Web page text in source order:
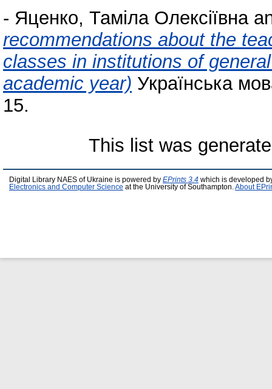
- Яценко, Таміла Олексіївна
recommendations about the
classes in institutions of
academic year) Українська
15.
This list was
Digital Library NAES of Ukraine is powered by EPrints 3.4 which is developed
Electronics and Computer Science at the University of Southampton. About